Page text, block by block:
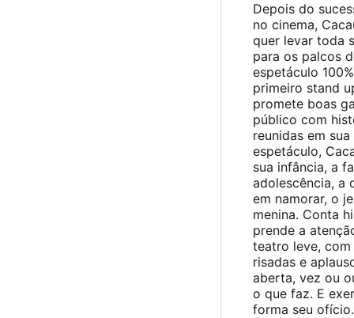
Depois do
no cinema,
quer levar toda
para os palcos
espetáculo
primeiro stand
promete boas
público com
reunidas em
espetáculo,
sua infância, a
adolescência, a
em namorar, o
menina. Conta
prende a
teatro leve,
risadas e
aberta, vez ou
o que faz. E
forma seu ofício.